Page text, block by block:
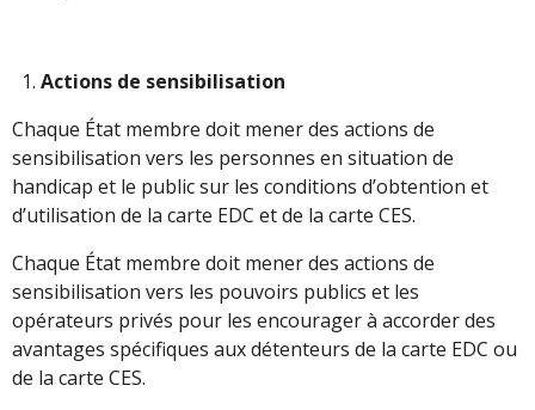
Actions de sensibilisation
Chaque État membre doit mener des actions de
sensibilisation vers les personnes en situation de
handicap et le public sur les conditions d’obtention et
d’utilisation de la carte EDC et de la carte CES.
Chaque État membre doit mener des actions de
sensibilisation vers les pouvoirs publics et les
opérateurs privés pour les encourager à accorder des
avantages spécifiques aux détenteurs de la carte EDC ou
de la carte CES.